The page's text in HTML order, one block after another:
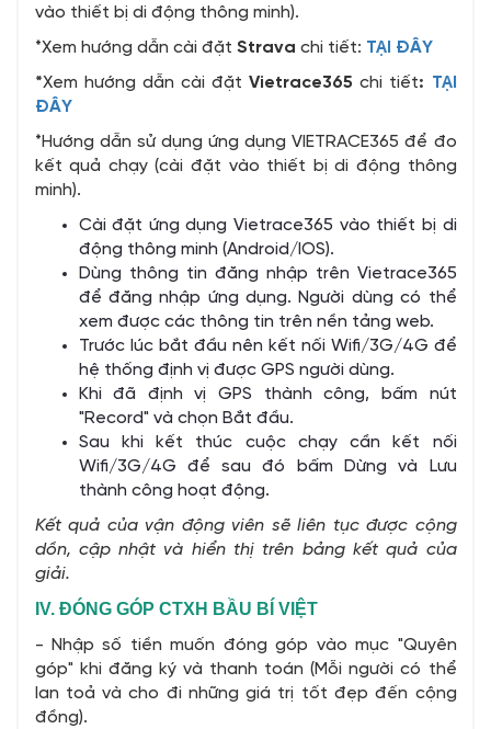
vào thiết bị di động thông minh).
*Xem hướng dẫn cài đặt Strava chi tiết: TẠI ĐÂY
*Xem hướng dẫn cài đặtVietrace365 chi tiết: TẠI
ĐÂY
*Hướng dẫn sử dụng ứng dụng VIETRACE365 để đo
kết quả chạy (cài đặt vào thiết bị di động thông
minh).
Cài đặt ứng dụng Vietrace365 vào thiết bị di
động thông minh (Android/IOS).
Dùng thông tin đăng nhập trên Vietrace365
để đăng nhập ứng dụng. Người dùng có thể
xem được các thông tin trên nền tảng web.
Trước lúc bắt đầu nên kết nối Wifi/3G/4G để
hệ thống định vị được GPS người dùng.
Khi đã định vị GPS thành công, bấm nút
"Record" và chọn Bắt đầu.
Sau khi kết thúc cuộc chạy cần kết nối
Wifi/3G/4G để sau đó bấm Dừng và Lưu
thành công hoạt động.
Kết quả của vận động viên sẽ liên tục được cộng
dồn, cập nhật và hiển thị trên bảng kết quả của
giải.
IV. ĐÓNG GÓP CTXH BẦU BÍ VIỆT
- Nhập số tiền muốn đóng góp vào mục "Quyên
góp" khi đăng ký và thanh toán (Mỗi người có thể
lan toả và cho đi những giá trị tốt đẹp đến cộng
đồng).